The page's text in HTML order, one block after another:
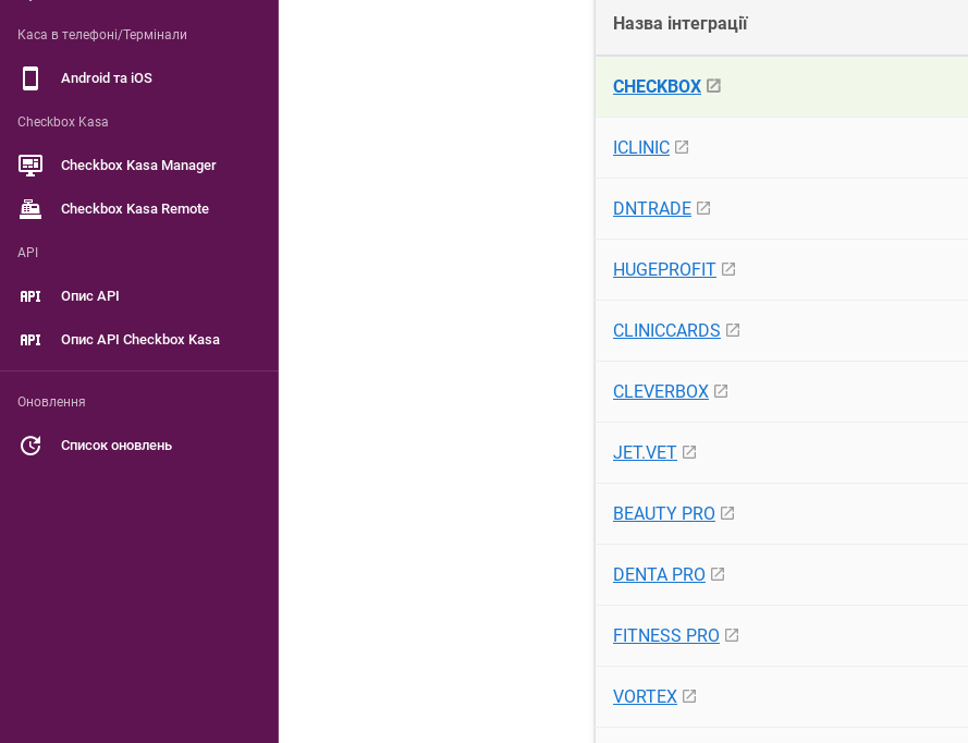
Каса в телефоні/Термінали
Android та iOS
Checkbox Kasa
Checkbox Kasa Manager
Checkbox Kasa Remote
API
Опис API
Опис API Checkbox Kasa
Оновлення
Список оновлень
Назва інтеграції
CHECKBOX
ICLINIC
DNTRADE
HUGEPROFIT
CLINICCARDS
CLEVERBOX
JET.VET
BEAUTY PRO
DENTA PRO
FITNESS PRO
VORTEX